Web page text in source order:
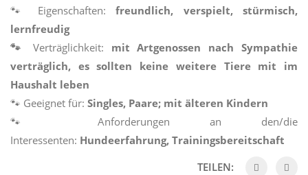
🐾
Eigenschaften:freundlich, verspielt, stürmisch,
lernfreudig
🐾
Verträglichkeit: mit Artgenossen nach Sympathie
verträglich, es sollten keine weitere Tiere mit im
Haushalt leben
🐾 Geeignet für: Singles, Paare; mit älteren Kindern
🐾
Anforderungen an den/die
Interessenten: Hundeerfahrung, Trainingsbereitschaft
TEILEN: